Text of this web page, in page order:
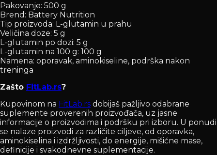
Pakovanje: 500 g
Brend: Battery Nutrition
Tip proizvoda: L-glutamin u prahu
Veličina doze: 5 g
L-glutamin po dozi: 5 g
L-glutamin na 100 g: 100 g
Namena: oporavak, aminokiseline, podrška nakon
treninga
Zašto FitLab.rs?
Kupovinom na FitLab.rs dobijaš pažljivo odabrane
suplemente proverenih proizvođača, uz jasne
informacije o proizvodima i podršku pri izboru. U ponudi
se nalaze proizvodi za različite ciljeve, od oporavka,
aminokiselina i izdržljivosti, do energije, mišićne mase,
definicije i svakodnevne suplementacije.